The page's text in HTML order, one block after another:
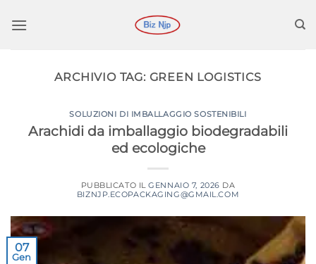
ARCHIVIO TAG: GREEN LOGISTICS
SOLUZIONI DI IMBALLAGGIO SOSTENIBILI
Arachidi da imballaggio biodegradabili
ed ecologiche
PUBBLICATO ILGENNAIO 7, 2026 DA
BIZNJP.ECOPACKAGING@GMAIL.COM
07
Gen